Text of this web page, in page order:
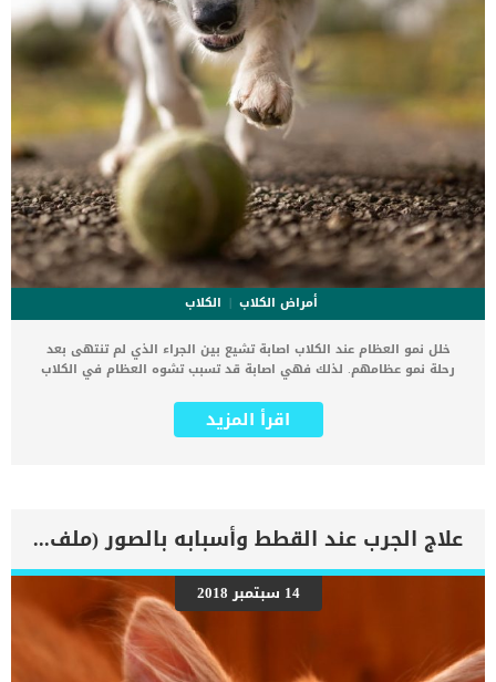
أمراض الكلاب
الكلاب
خلل نمو العظام عند الكلاب اصابة تشيع بين الجراء الذي لم تنتهى بعد
رحلة نمو عظامهم. لذلك فهي اصابة قد تسبب تشوه العظام في الكلاب
صدمة مثل حادث سيارة او قفزة طويلة ادت الى الكسر او الجزع. كما ان
هذه الاصابة يمكن ان تصل خطورتها إلى الإصابة المزمنة. العرج يعتبر اولى
شديدعرج واضح .. اقرأ: العرج عند الكلاباكتئابقلة الشهيةتصلب
الاطرافظهور عيوب خلقيةتطور مبكر لهشاشة العظام أنواع الإصابة بخلل
النمو في عظم الكلب اصابة بسيطة وتكون عبارة عن جزع فى القدم او
الساق او كدمة بسيطةاصابة خطيرة اى اصابة مزمنة وتركت اثرا لها طوال
حياة الكلبإصابة اشد خطورة وتكون عبارة عن كسر كامل فى ساق الجرو.
اسباب الإصابة بخلل نمو العظام عند الكلاب تحدث اصابه خلل النمو في
عظام الكلب نتيجة عدم اكتمال نمو أطراف العظام, ففى نهاية كل ساق
يكتمل النمو واذا حدث اى خلل فى نمو هذا الطرف فإنه يصيب […]
اقرأ المزيد
علاج الجرب عند القطط وأسبابه بالصور (ملف شامل)
14 سبتمبر 2018